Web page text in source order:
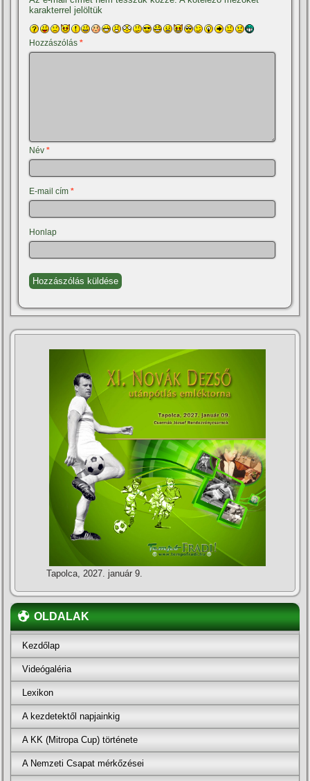
karakterrel jelöltük
Hozzászólás*
Név*
E-mail cím*
Honlap
Tapolca, 2027. január 9.
OLDALAK
Kezdőlap
Videógaléria
Lexikon
A kezdetektől napjainkig
A KK (Mitropa Cup) története
A Nemzeti Csapat mérkőzései